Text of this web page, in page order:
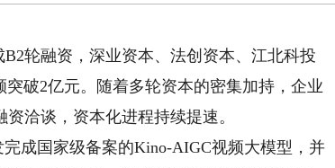
轮融资，深业资本、法创资本、江北科投
破2亿元。随着多轮资本的密集加持，企业
洽谈，资本化进程持续提速。
国家级备案的Kino-AIGC视频大模型，并